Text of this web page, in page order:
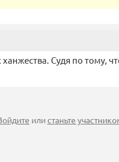
Судя по тому,
илистаньте